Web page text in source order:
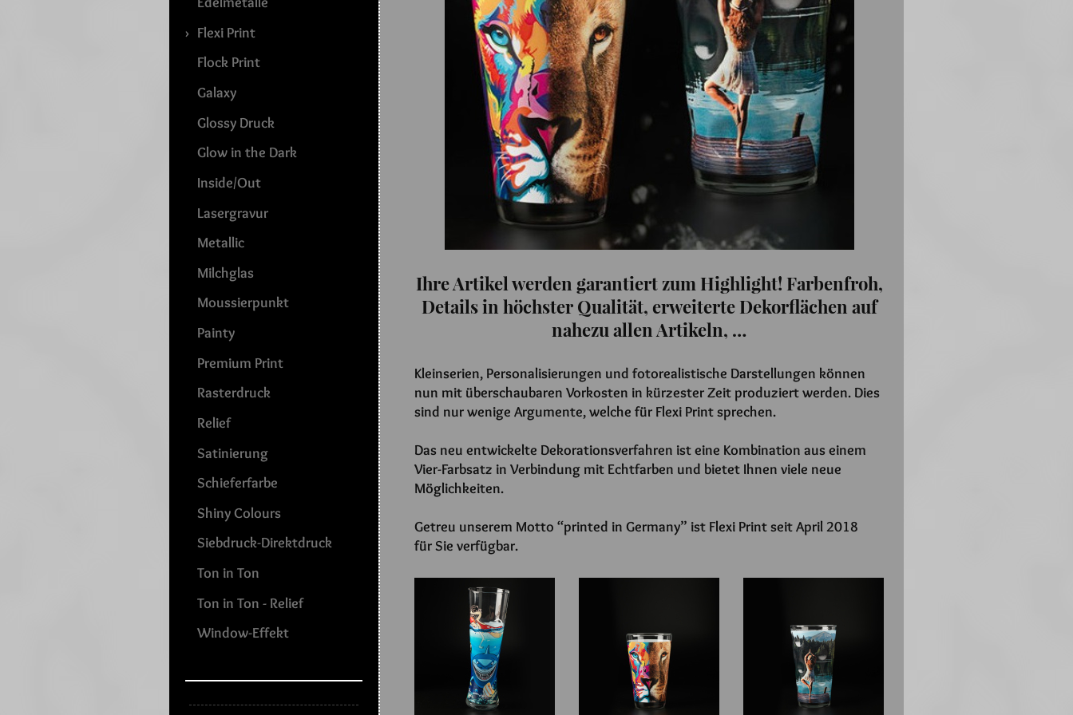
Ihre Artikel werden garantiert zum Highlight! Farbenfroh,
Details in höchster Qualität, erweiterte Dekorflächen auf
nahezu allen Artikeln, …
Kleinserien, Personalisierungen und fotorealistische Darstellungen können
nun mit überschaubaren Vorkosten in kürzester Zeit produziert werden. Dies
sind nur wenige Argumente, welche für Flexi Print sprechen.
Das neu entwickelte Dekorationsverfahren ist eine Kombination aus einem
Vier-Farbsatz in Verbindung mit Echtfarben und bietet Ihnen viele neue
Möglichkeiten.
Getreu unserem Motto “printed in Germany” ist Flexi Print seit April 2018
für Sie verfügbar.
Flexi Print
Flock Print
Galaxy
Glossy Druck
Glow in the Dark
Inside/Out
Lasergravur
Metallic
Milchglas
Moussierpunkt
Painty
Premium Print
Rasterdruck
Relief
Satinierung
Schieferfarbe
Shiny Colours
Siebdruck-Direktdruck
Ton in Ton
Ton in Ton - Relief
Window-Effekt